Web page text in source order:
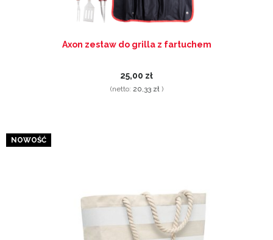
Axon zestaw do grilla z fartuchem
25,00 zł
(netto: 20,33 zł)
NOWOŚĆ